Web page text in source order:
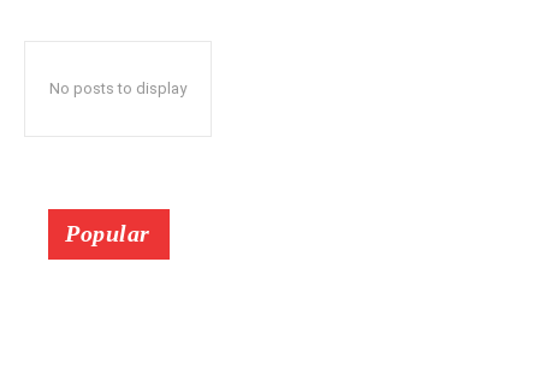
No posts to display
Popular